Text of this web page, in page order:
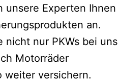
unsere Experten Ihnen
an.
nicht nur PKWs bei uns
Motorräder
weiter versichern.